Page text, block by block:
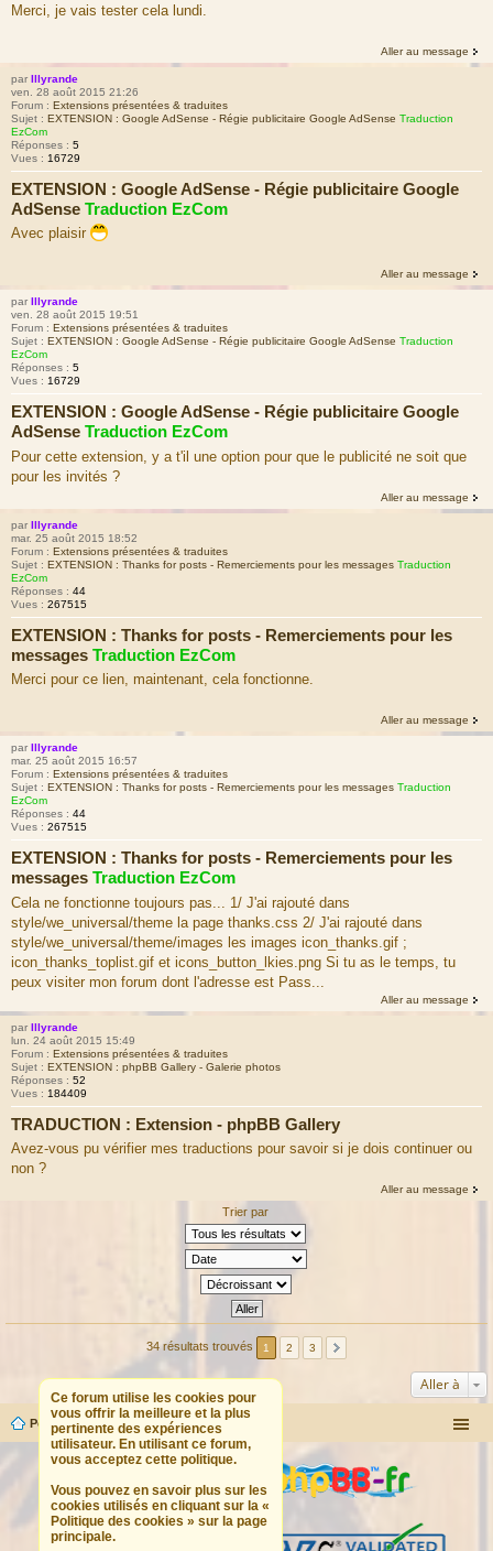
Merci, je vais tester cela lundi.
Aller au message
par Illyrande
ven. 28 août 2015 21:26
Forum : Extensions présentées & traduites
Sujet : EXTENSION : Google AdSense - Régie publicitaire Google AdSense Traduction
EzCom
Réponses : 5
Vues : 16729
EXTENSION : Google AdSense - Régie publicitaire Google
AdSense Traduction EzCom
Avec plaisir
Aller au message
par Illyrande
ven. 28 août 2015 19:51
Forum : Extensions présentées & traduites
Sujet : EXTENSION : Google AdSense - Régie publicitaire Google AdSense Traduction
EzCom
Réponses : 5
Vues : 16729
EXTENSION : Google AdSense - Régie publicitaire Google
AdSense Traduction EzCom
Pour cette extension, y a t'il une option pour que le publicité ne soit que
pour les invités ?
Aller au message
par Illyrande
mar. 25 août 2015 18:52
Forum : Extensions présentées & traduites
Sujet : EXTENSION : Thanks for posts - Remerciements pour les messages Traduction
EzCom
Réponses : 44
Vues : 267515
EXTENSION : Thanks for posts - Remerciements pour les
messages Traduction EzCom
Merci pour ce lien, maintenant, cela fonctionne.
Aller au message
par Illyrande
mar. 25 août 2015 16:57
Forum : Extensions présentées & traduites
Sujet : EXTENSION : Thanks for posts - Remerciements pour les messages Traduction
EzCom
Réponses : 44
Vues : 267515
EXTENSION : Thanks for posts - Remerciements pour les
messages Traduction EzCom
Cela ne fonctionne toujours pas... 1/ J'ai rajouté dans
style/we_universal/theme la page thanks.css 2/ J'ai rajouté dans
style/we_universal/theme/images les images icon_thanks.gif ;
icon_thanks_toplist.gif et icons_button_lkies.png Si tu as le temps, tu
peux visiter mon forum dont l'adresse est Pass...
Aller au message
par Illyrande
lun. 24 août 2015 15:49
Forum : Extensions présentées & traduites
Sujet : EXTENSION : phpBB Gallery - Galerie photos
Réponses : 52
Vues : 184409
TRADUCTION : Extension - phpBB Gallery
Avez-vous pu vérifier mes traductions pour savoir si je dois continuer ou
non ?
Aller au message
Trier par
34 résultats trouvés 1 2 3
Aller à
Ce forum utilise les cookies pour
vous offrir la meilleure et la plus
pertinente des expériences
utilisateur. En utilisant ce forum,
vous acceptez cette politique.
Vous pouvez en savoir plus sur les
cookies utilisés en cliquant sur la «
Politique des cookies » sur la page
principale.
Portail Forum